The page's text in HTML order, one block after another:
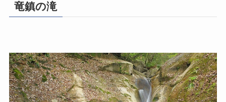
竜鎮の滝